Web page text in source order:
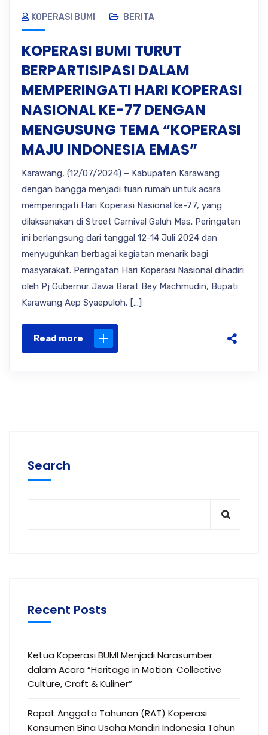
KOPERASI BUMI BERITA
KOPERASI BUMI TURUT
BERPARTISIPASI DALAM
MEMPERINGATI HARI KOPERASI
NASIONAL KE-77 DENGAN
MENGUSUNG TEMA “KOPERASI
MAJU INDONESIA EMAS”
Karawang, (12/07/2024) – Kabupaten Karawang
dengan bangga menjadi tuan rumah untuk acara
memperingati Hari Koperasi Nasional ke-77, yang
dilaksanakan di Street Carnival Galuh Mas. Peringatan
ini berlangsung dari tanggal 12-14 Juli 2024 dan
menyuguhkan berbagai kegiatan menarik bagi
masyarakat. Peringatan Hari Koperasi Nasional dihadiri
oleh Pj Gubernur Jawa Barat Bey Machmudin, Bupati
Karawang Aep Syaepuloh, […]
Read more
Search
Recent Posts
Ketua Koperasi BUMI Menjadi Narasumber
dalam Acara “Heritage in Motion: Collective
Culture, Craft & Kuliner”
Rapat Anggota Tahunan (RAT) Koperasi
Konsumen Bina Usaha Mandiri Indonesia Tahun